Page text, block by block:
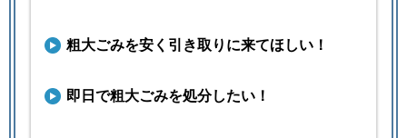
粗大ごみを安く引き取りに来てほしい！
即日で粗大ごみを処分したい！